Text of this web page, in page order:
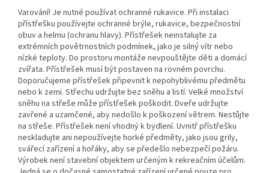
Varování! Je nutné používat ochranné rukavice. Při instalaci
přístřešku používejte ochranné brýle, rukavice, bezpečnostní
obuv a helmu (ochranu hlavy). Přístřešek neinstalujte za
extrémních povětrnostních podmínek, jako je silný vítr nebo
nízké teploty. Do prostoru montáže nevpouštějte děti a domácí
zvířata. Přístřešek musí být postaven na rovném povrchu.
Doporučujeme přístřešek připevnit k nepohyblivému předmětu
nebo k zemi. Střechu udržujte bez sněhu a listí. Velké množství
sněhu na střeše může přístřešek poškodit. Dveře udržujte
zavřené a uzamčené, aby nedošlo k poškození větrem. Nestůjte
na střeše. Přístřešek není vhodný k bydlení. Uvnitř přístřešku
neskladujte ani nepoužívejte horké předměty, jako jsou grily,
svářecí zařízení a hořáky, aby se předešlo nebezpečí požáru.
Výrobek není stavební objektem určeným k rekreačním účelům.